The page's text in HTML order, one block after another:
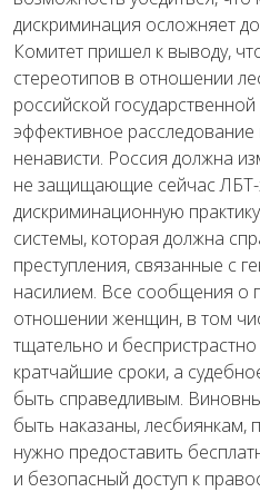
дискриминация осложняет
Комитет пришел к выводу,
стереотипов в отношении
российской
эффективное
ненависти. Россия должна
не защищающие сейчас
дискриминационную
системы, которая должна
преступления, связанные с
насилием. Все сообщения о
отношении женщин, в том
тщательно и
кратчайшие сроки, а
быть справедливым.
быть наказаны, лесбиянкам,
нужно предоставить
и безопасный доступ к